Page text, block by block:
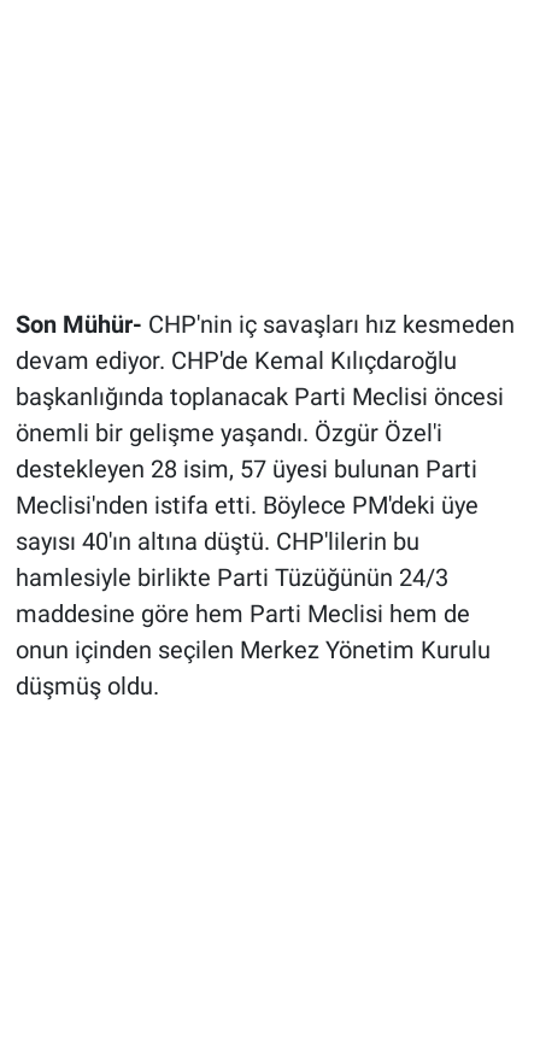
Son Mühür- CHP'nin iç savaşları hız kesmeden
devam ediyor. CHP'de Kemal Kılıçdaroğlu
başkanlığında toplanacak Parti Meclisi öncesi
önemli bir gelişme yaşandı. Özgür Özel'i
destekleyen 28 isim, 57 üyesi bulunan Parti
Meclisi'nden istifa etti. Böylece PM'deki üye
sayısı 40'ın altına düştü. CHP'lilerin bu
hamlesiyle birlikte Parti Tüzüğünün 24/3
maddesine göre hem Parti Meclisi hem de
onun içinden seçilen Merkez Yönetim Kurulu
düşmüş oldu.